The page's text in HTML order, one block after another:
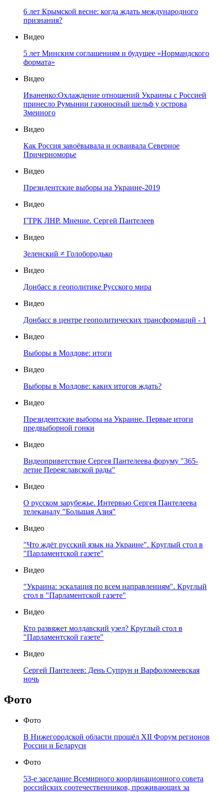
6 лет Крымской весне: когда ждать международного
признания?
Видео
5 лет Минским соглашениям и будущее «Нормандского
формата»
Видео
Иваненко:Охлаждение отношений Украины с Россией
принесло Румынии газоносный шельф у острова
Змеиного
Видео
Как Россия завоёвывала и осваивала Северное
Причерноморье
Видео
Президентские выборы на Украине-2019
Видео
ГТРК ЛНР. Мнение. Сергей Пантелеев
Видео
Зеленский ≠ Голобородько
Видео
Донбасс в геополитике Русского мира
Видео
Донбасс в центре геополитических трансформаций - 1
Видео
Выборы в Молдове: итоги
Видео
Выборы в Молдове: каких итогов ждать?
Видео
Президентские выборы на Украине. Первые итоги
предвыборной гонки
Видео
Видеоприветствие Сергея Пантелеева форуму "365-
летие Переяславской рады"
Видео
О русском зарубежье. Интервью Сергея Пантелеева
телеканалу "Большая Азия"
Видео
"Что ждёт русский язык на Украине". Круглый стол в
"Парламентской газете"
Видео
"Украина: эскалация по всем направлениям". Круглый
стол в "Парламентской газете"
Видео
Кто развяжет молдавский узел? Круглый стол в
"Парламентской газете"
Видео
Сергей Пантелеев: День Супрун и Варфоломеевская
ночь
Фото
Фото
В Нижегородской области прошёл XII Форум регионов
России и Беларуси
Фото
53-е заседание Всемирного координационного совета
российских соотечественников, проживающих за